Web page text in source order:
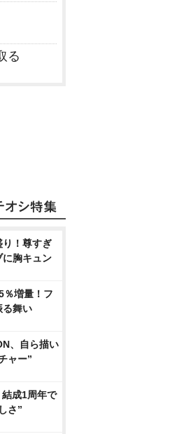
る
り！尊すぎ
に胸キュン
％増量！フ
る舞い
、自ら描い
ャー”
成1周年で
さ”